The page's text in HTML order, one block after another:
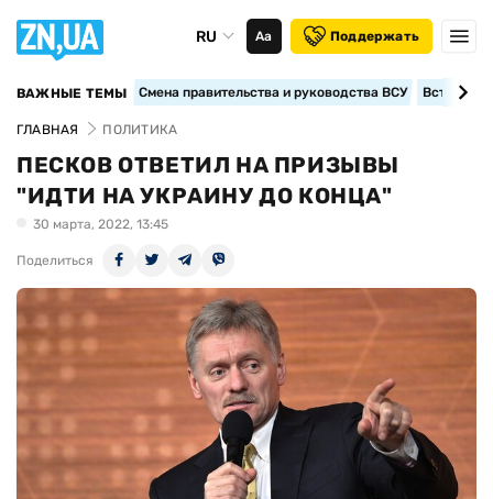
RU Аа Поддержать
ВАЖНЫЕ ТЕМЫ Смена правительства и руководства ВСУ
ГЛАВНАЯ ПОЛИТИКА
ПЕСКОВ ОТВЕТИЛ НА ПРИЗЫВЫ
"ИДТИ НА УКРАИНУ ДО КОНЦА"
30 марта, 2022, 13:45
Поделиться